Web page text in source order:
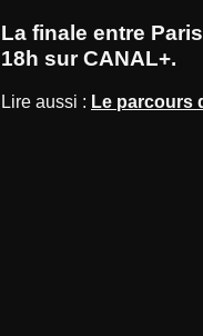
La finale entre
18h sur CANAL+.
Lire aussi : Le parcours